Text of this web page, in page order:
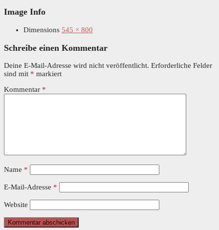
Image Info
Dimensions 545 × 800
Schreibe einen Kommentar
Deine E-Mail-Adresse wird nicht veröffentlicht. Erforderliche Felder
sind mit * markiert
Kommentar *
Name *
E-Mail-Adresse *
Website